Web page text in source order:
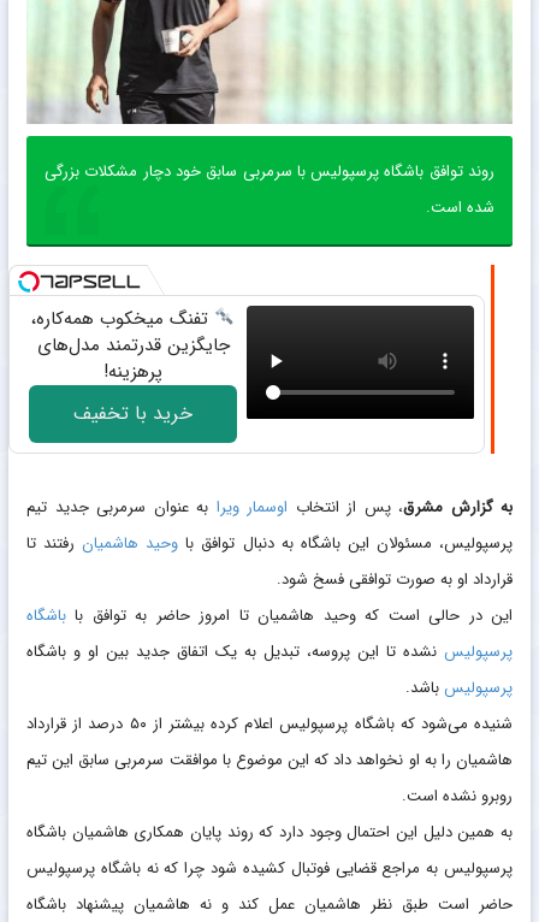
روند توافق باشگاه پرسپولیس با سرمربی سابق خود دچار مشکلات بزرگی
شده است.
تفنگ میخکوب همه‌کاره،
جایگزین قدرتمند مدل‌های
پرهزینه!
خرید با تخفیف
به گزارش مشرق، پس از انتخاب اوسمار ویرا به عنوان سرمربی جدید تیم
پرسپولیس، مسئولان این باشگاه به دنبال توافق با وحید هاشمیانرفتند تا
قرارداد او به صورت توافقی فسخ شود.
این در حالی است که وحید هاشمیان تا امروز حاضر به توافق با باشگاه
پرسپولیس نشده تا این پروسه، تبدیل به یک اتفاق جدید بین او و باشگاه
پرسپولیس باشد.
شنیده می‌شود که باشگاه پرسپولیس اعلام کرده بیشتر از ۵۰ درصد از قرارداد
هاشمیان را به او نخواهد داد که این موضوع با موافقت سرمربی سابق این تیم
روبرو نشده است.
به همین دلیل این احتمال وجود دارد که روند پایان همکاری هاشمیان باشگاه
پرسپولیس به مراجع قضایی فوتبال کشیده شود چرا که نه باشگاه پرسپولیس
حاضر است طبق نظر هاشمیان عمل کند و نه هاشمیان پیشنهاد باشگاه